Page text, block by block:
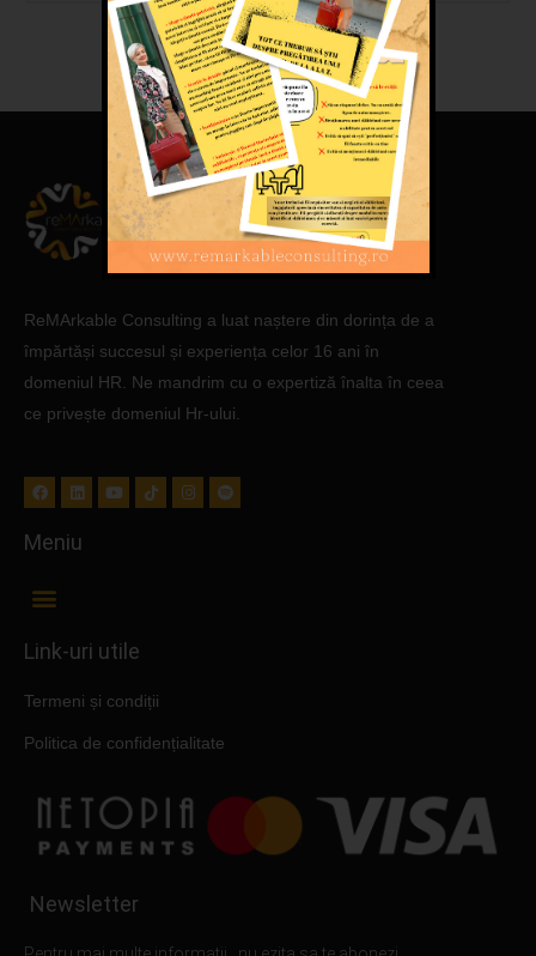
ReMArkable Consulting a luat naștere din dorința de a
împărtăși succesul și experiența celor 16 ani în
domeniul HR. Ne mandrim cu o expertiză înalta în ceea
ce privește domeniul Hr-ului.
Meniu
Link-uri utile
Termeni și condiții
Politica de confidențialitate
Newsletter